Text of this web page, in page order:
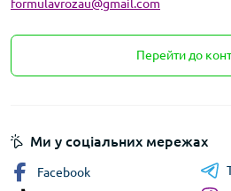
formulavrozau@gmail.com
Перейти до
Ми у соціальних мережах
Facebook